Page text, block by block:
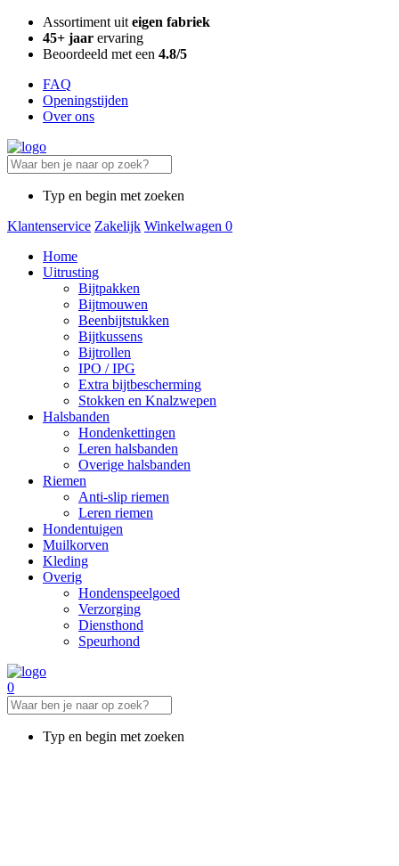
Assortiment uit eigen fabriek
45+ jaar ervaring
Beoordeeld met een 4.8/5
FAQ
Openingstijden
Over ons
Typ en begin met zoeken
Klantenservice Zakelijk Winkelwagen 0
Home
Uitrusting
Bijtpakken
Bijtmouwen
Beenbijtstukken
Bijtkussens
Bijtrollen
IPO / IPG
Extra bijtbescherming
Stokken en Knalzwepen
Halsbanden
Hondenkettingen
Leren halsbanden
Overige halsbanden
Riemen
Anti-slip riemen
Leren riemen
Hondentuigen
Muilkorven
Kleding
Overig
Hondenspeelgoed
Verzorging
Diensthond
Speurhond
0
Typ en begin met zoeken